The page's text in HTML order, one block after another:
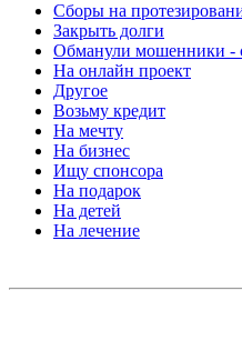
Сборы на
Закрыть долги
Обманули мошенники -
На онлайн проект
Другое
Возьму кредит
На мечту
На бизнес
Ищу спонсора
На подарок
На детей
На лечение